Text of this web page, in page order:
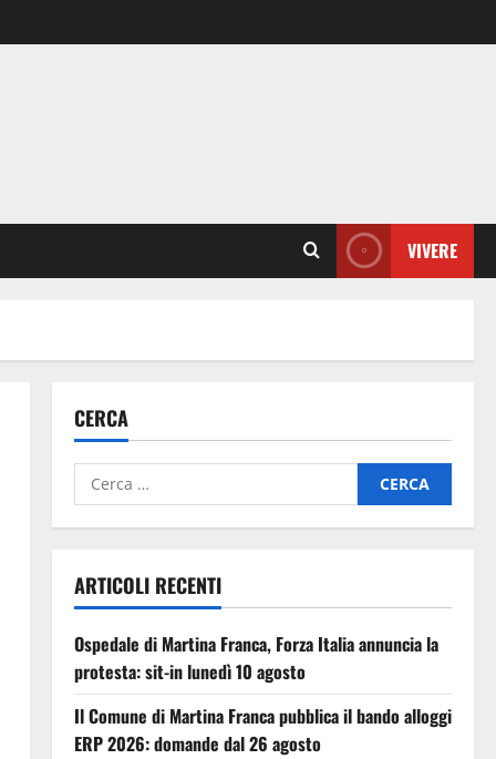
VIVERE
CERCA
ARTICOLI RECENTI
Ospedale di Martina Franca, Forza Italia annuncia la
protesta: sit-in lunedì 10 agosto
Il Comune di Martina Franca pubblica il bando alloggi
ERP 2026: domande dal 26 agosto